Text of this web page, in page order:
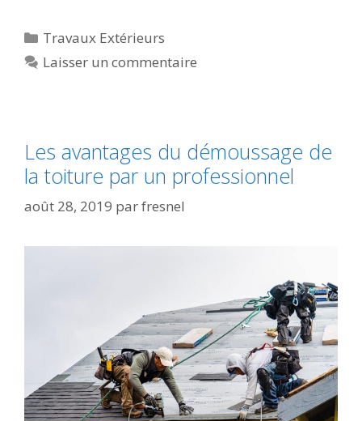
Travaux Extérieurs
Laisser un commentaire
Les avantages du démoussage de
la toiture par un professionnel
août 28, 2019 parfresnel